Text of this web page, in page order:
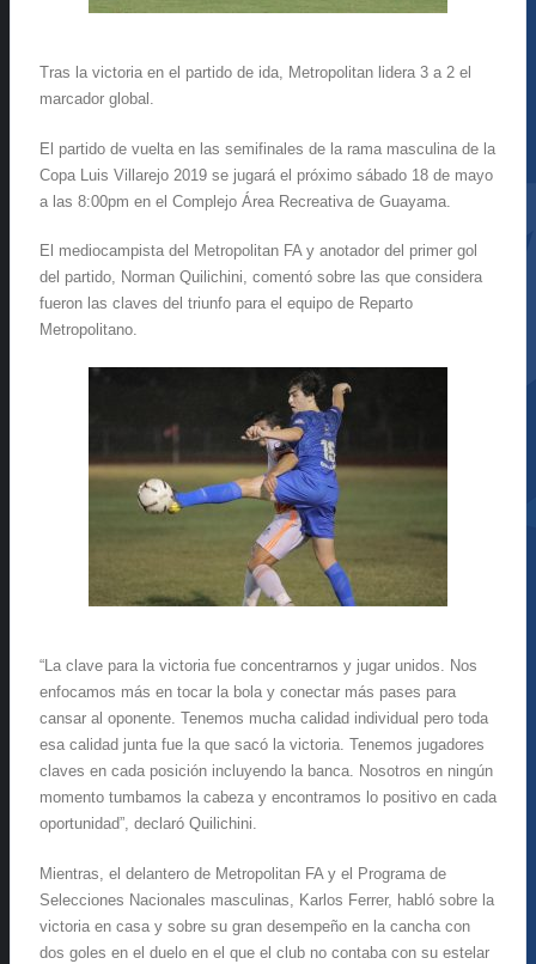
Tras la victoria en el partido de ida, Metropolitan lidera 3 a 2 el
marcador global.
El partido de vuelta en las semifinales de la rama masculina de la
Copa Luis Villarejo 2019 se jugará el próximo sábado 18 de mayo
a las 8:00pm en el Complejo Área Recreativa de Guayama.
El mediocampista del Metropolitan FA y anotador del primer gol
del partido, Norman Quilichini, comentó sobre las que considera
fueron las claves del triunfo para el equipo de Reparto
Metropolitano.
“La clave para la victoria fue concentrarnos y jugar unidos. Nos
enfocamos más en tocar la bola y conectar más pases para
cansar al oponente. Tenemos mucha calidad individual pero toda
esa calidad junta fue la que sacó la victoria. Tenemos jugadores
claves en cada posición incluyendo la banca. Nosotros en ningún
momento tumbamos la cabeza y encontramos lo positivo en cada
oportunidad”, declaró Quilichini.
Mientras, el delantero de Metropolitan FA y el Programa de
Selecciones Nacionales masculinas, Karlos Ferrer, habló sobre la
victoria en casa y sobre su gran desempeño en la cancha con
dos goles en el duelo en el que el club no contaba con su estelar